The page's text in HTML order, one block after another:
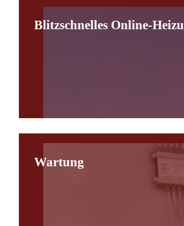
Blitzschnelles Online-
Wartung